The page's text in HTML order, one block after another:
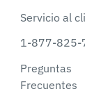
Servicio al
1-877-825-
Preguntas
Frecuentes